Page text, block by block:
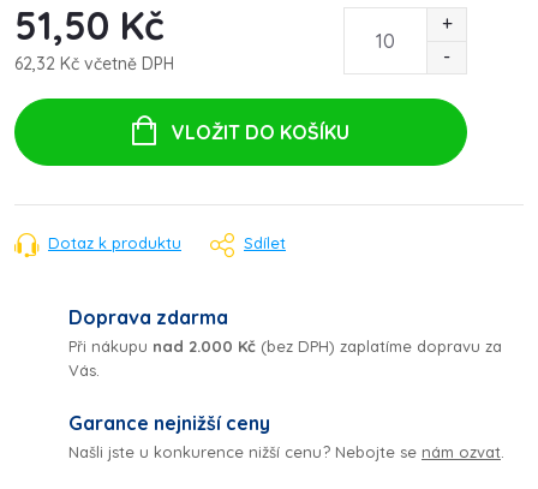
51,50 Kč
62,32 Kč včetně DPH
cena:
VLOŽIT DO KOŠÍKU
Dotaz k produktu Sdílet
Doprava zdarma
Při nákupu nad 2.000 Kč (bez DPH) zaplatíme dopravu za
Vás.
Garance nejnižší ceny
Našli jste u konkurence nižší cenu? Nebojte se nám ozvat.